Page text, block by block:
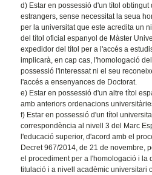
d) Estar en possessió d'un títol
estrangers, sense necessitat la seua
per la universitat que este acredita un
del títol oficial espanyol de Màster
expedidor del títol per a l'accés a
implicarà, en cap cas, l'homologació
possessió l'interessat ni el seu
l'accés a ensenyances de Doctorat.
e) Estar en possessió d'un altre títol
amb anteriors ordenacions
f) Estar en possessió d'un títol
correspondència al nivell 3 del Marc
l'educació superior, d'acord amb el
Decret 967/2014, de 21 de novembre,
el procediment per a l'homologació i la
titulació i a nivell acadèmic universitari